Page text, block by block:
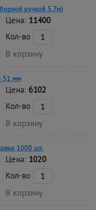
ручкой 5,7м)
Цена: 11400
Кол-во
В корзину
51 мм
Цена: 6102
Кол-во
В корзину
1000 шт.
Цена: 1020
Кол-во
В корзину